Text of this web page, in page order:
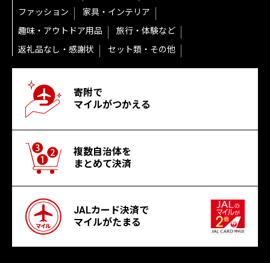
ファッション
家具・インテリア
趣味・アウトドア用品
旅行・体験など
返礼品なし・感謝状
セット類・その他
寄附で
マイルがつかえる
複数自治体を
まとめて決済
JALカード決済で
マイルがたまる